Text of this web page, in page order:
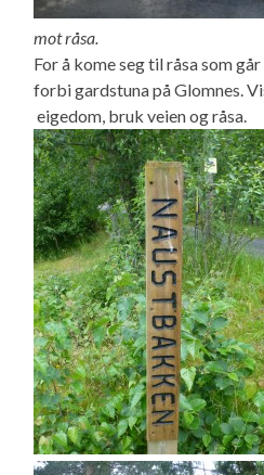
mot råsa.
For å kome seg til råsa som
forbi gardstuna på Glomnes.
eigedom, bruk veien og råsa.